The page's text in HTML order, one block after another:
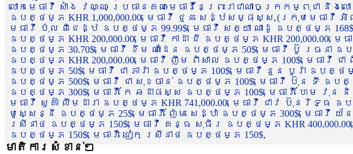
លោកមេធាវី សាំង វណ្ណៈ ប្រធានគណៈមេធាវីនៃព្រះរាជាណាចក្រកម្ពុជា
ឧបត្ថម្ភ KHR 1,000,000.00, មេធាវី ជួន សេដ្ឋសម្ផស្ស (ក្រុមមេធា
មេធាវី ប៉ុល ពិជេដ្ឋ ឧបត្ថម្ភ 99.99$, មេធាវី សត្យា ណាដូ ឧបត្ថម្ភ 168$,
ឧបត្ថម្ភ KHR 200,000.00, មេធាវី កាដា ជី ឧបត្ថម្ភ KHR 200,000.00, ម
ឧបត្ថម្ភ 30.70$, មេធាវី ខឹម ណាដែន ឧបត្ថម្ភ 50$, មេធាវី ប៊ូ រចនា
ឧបត្ថម្ភ KHR 200,000.00, មេធាវី ញឹម ពិសាល ឧបត្ថម្ភ 100$, មេធាវី
ឧបត្ថម្ភ 50$, មេធាវី ជា ភារ៉ា ឧបត្ថម្ភ 100$, មេធាវី នួន បូរ៉ា ឧបត្ថ
ឧបត្ថម្ភ 500$, មេធាវី ជា សុខចាន់ ឧបត្ថម្ភ 100$, មេធាវី ប៊ុន ទី ឧប
ឧបត្ថម្ភ 300$, មេធាវី កែ ឆដាផស្ស ឧបត្ថម្ភ 100$, មេធាវី ហែម វុន
មេធាវី សួគ៌ា លឹមដារា ឧបត្ថម្ភ KHR 741,000.00, មេធាវី ជាវ ប៊ុនរិទ្ធ
មូសេ្សន្នី ឧបត្ថម្ភ 25$, មេធាវី ញ៉ែម សេដ្ឋា ឧបត្ថម្ភ 300$, មេធាវី
ស្រីនាថ ឧបត្ថម្ភ 150$, មេធាវី គន្ធ សុធីរ ឧបត្ថម្ភ KHR 400,000.00,
ឧបត្ថម្ភ 150$, មេធាវី ជៀក ស្រីនាថ ឧបត្ថម្ភ 150$,
មាតិការសំខាន់ៗ